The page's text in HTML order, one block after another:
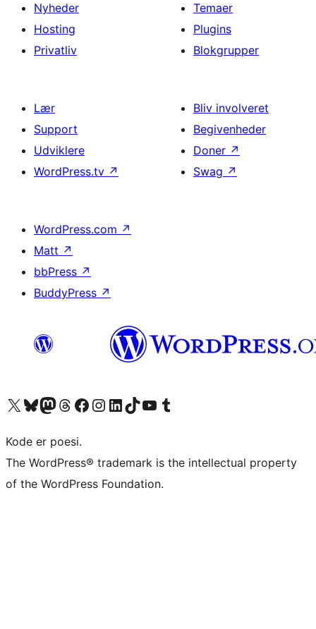
Nyheder
Hosting
Privatliv
Temaer
Plugins
Blokgrupper
Lær
Support
Udviklere
WordPress.tv ↗
Bliv involveret
Begivenheder
Doner ↗
Swag ↗
WordPress.com ↗
Matt ↗
bbPress ↗
BuddyPress ↗
Besøg vores X (tidligere Twitter) konto
Besøg vores Bluesky-konto
Besøg vores Mastodon konto
Besøg vores Threads-konto
Besøg vores Facebook sideBesøg vores Instagram konto
Besøg vores LinkedIn konto
Besøg vores TikTok-konto
Besøg vores YouTube-kanalBesøg vores Tumblr-konto
Kode er poesi.
The WordPress® trademark is the intellectual property
of the WordPress Foundation.